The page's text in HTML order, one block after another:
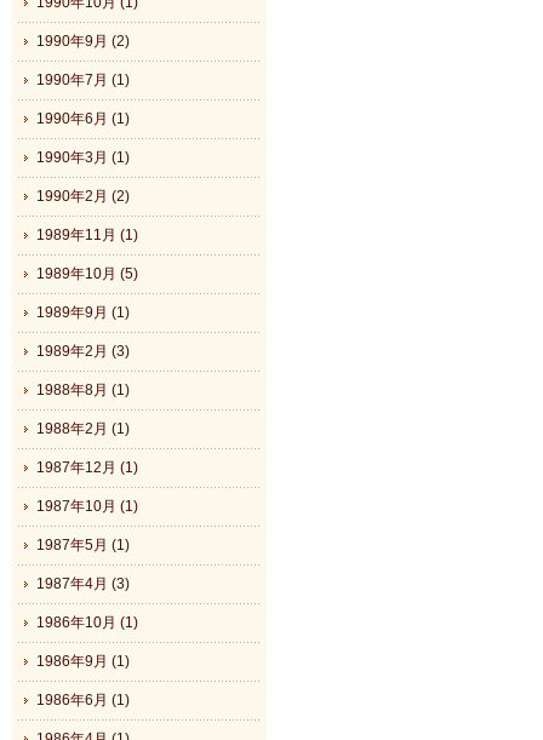
1990年9月 (2)
1990年7月 (1)
1990年6月 (1)
1990年3月 (1)
1990年2月 (2)
1989年11月 (1)
1989年10月 (5)
1989年9月 (1)
1989年2月 (3)
1988年8月 (1)
1988年2月 (1)
1987年12月 (1)
1987年10月 (1)
1987年5月 (1)
1987年4月 (3)
1986年10月 (1)
1986年9月 (1)
1986年6月 (1)